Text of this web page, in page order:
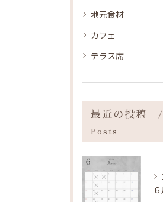
地元食材
カフェ
テラス席
最近の投稿
Posts